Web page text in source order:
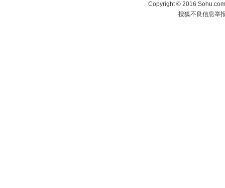
Copyright©2016
搜狐不良信息举